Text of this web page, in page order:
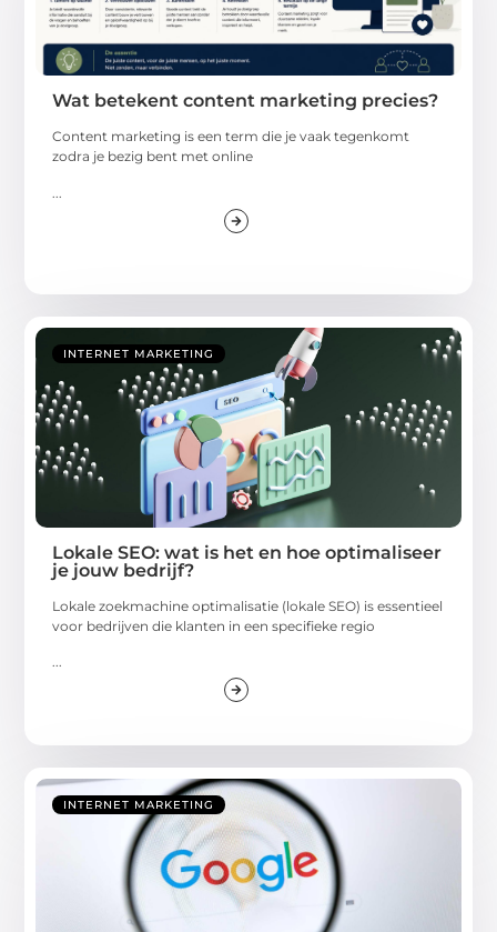
Wat betekent content marketing precies?
Content marketing is een term die je vaak tegenkomt
zodra je bezig bent met online
INTERNET MARKETING
Lokale SEO: wat is het en hoe optimaliseer
je jouw bedrijf?
Lokale zoekmachine optimalisatie (lokale SEO) is essentieel
voor bedrijven die klanten in een specifieke regio
...
INTERNET MARKETING